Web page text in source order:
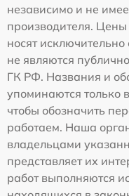
независимо и не
производителя.
носят
не являются
ГК РФ. Названия и
упоминаются
чтобы обозначить
работаем. Наша
владельцами
представляет их
работ выполняются